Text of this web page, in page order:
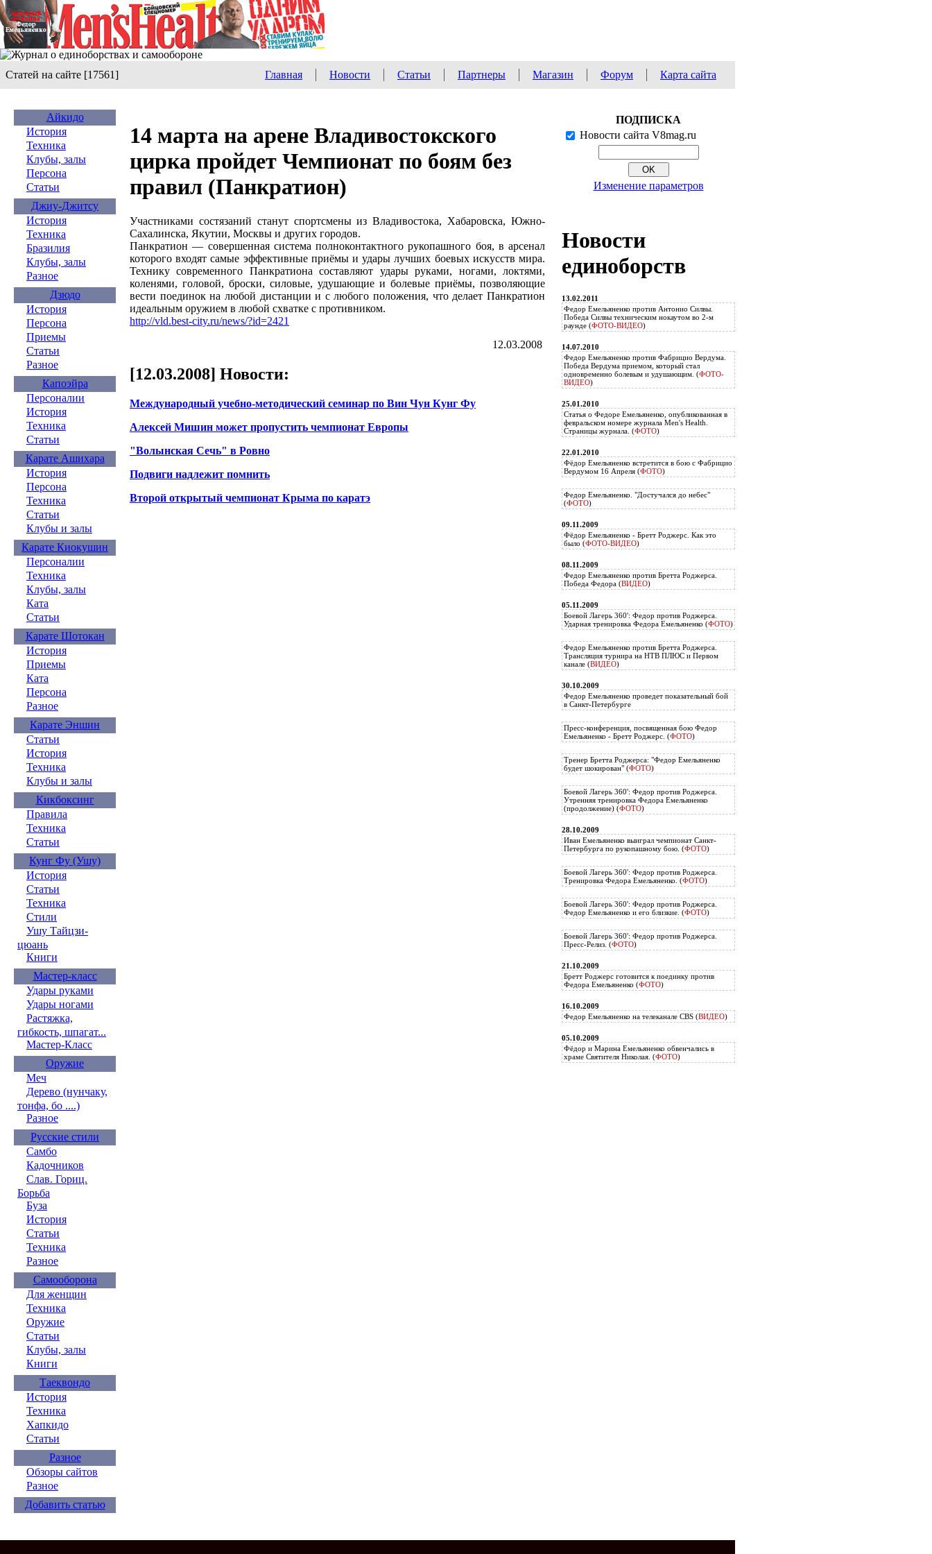
Статей на сайте [17561] Главная Новости Статьи Партнеры Магазин Форум Карта сайта
Айкидо
История
Техника
Клубы, залы
Персона
Статьи
Джиу-Джитсу
История
Техника
Бразилия
Клубы, залы
Разное
Дзюдо
История
Персона
Приемы
Статьи
Разное
Капоэйра
Персоналии
История
Техника
Статьи
Карате Ашихара
История
Персона
Техника
Статьи
Клубы и залы
Карате Киокушин
Персоналии
Техника
Клубы, залы
Ката
Статьи
Карате Шотокан
История
Приемы
Ката
Персона
Разное
Карате Эншин
Статьи
История
Техника
Клубы и залы
Кикбоксинг
Правила
Техника
Статьи
Кунг Фу (Ушу)
История
Статьи
Техника
Стили
Ушу Тайцзи-
цюань
Книги
Мастер-класс
Удары руками
Удары ногами
Растяжка,
гибкость, шпагат...
Мастер-Класс
Оружие
Меч
Дерево (нунчаку,
тонфа, бо ....)
Разное
Русские стили
Самбо
Кадочников
Слав. Гориц.
Борьба
Буза
История
Статьи
Техника
Разное
Самооборона
Для женщин
Техника
Оружие
Статьи
Клубы, залы
Книги
Таеквондо
История
Техника
Хапкидо
Статьи
Разное
Обзоры сайтов
Разное
Добавить статью
14 марта на арене Владивостокского
цирка пройдет Чемпионат по боям без
правил (Панкратион)
Участниками состязаний станут спортсмены из Владивостока, Хабаровска, Южно-
Сахалинска, Якутии, Москвы и других городов.
Панкратион — совершенная система полноконтактного рукопашного боя, в арсенал
которого входят самые эффективные приёмы и удары лучших боевых искусств мира.
Технику современного Панкратиона составляют удары руками, ногами, локтями,
коленями, головой, броски, силовые, удушающие и болевые приёмы, позволяющие
вести поединок на любой дистанции и с любого положения, что делает Панкратион
идеальным оружием в любой схватке с противником.
http://vld.best-city.ru/news/?id=2421
12.03.2008
[12.03.2008] Новости:
Международный учебно-методический семинар по Вин Чун Кунг Фу
Алексей Мишин может пропустить чемпионат Европы
"Волынская Сечь" в Ровно
Подвиги надлежит помнить
Второй открытый чемпионат Крыма по каратэ
ПОДПИСКА
Новости сайта V8mag.ru
Изменение параметров
Новости
единоборств
13.02.2011
Федор Емельяненко против Антонио Силвы.
Победа Силвы техническим нокаутом во 2-м
раунде (ФОТО-ВИДЕО)
14.07.2010
Федор Емельяненко против Фабрицио Вердума.
Победа Вердума приемом, который стал
одновременно болевым и удушающим. (ФОТО-
ВИДЕО)
25.01.2010
Статья о Федоре Емельяненко, опубликованная в
февральском номере журнала Men's Health.
Страницы журнала. (ФОТО)
22.01.2010
Фёдор Емельяненко встретится в бою с Фабрицио
Вердумом 16 Апреля (ФОТО)
Федор Емельяненко. "Достучался до небес"
(ФОТО)
09.11.2009
Фёдор Емельяненко - Бретт Роджерс. Как это
было (ФОТО-ВИДЕО)
08.11.2009
Федор Емельяненко против Бретта Роджерса.
Победа Федора (ВИДЕО)
05.11.2009
Боевой Лагерь 360': Федор против Роджерса.
Ударная тренировка Федора Емельяненко (ФОТО)
Федор Емельяненко против Бретта Роджерса.
Трансляция турнира на НТВ ПЛЮС и Первом
канале (ВИДЕО)
30.10.2009
Федор Емельяненко проведет показательный бой
в Санкт-Петербурге
Пресс-конференция, посвященная бою Федор
Емельяненко - Бретт Роджерс. (ФОТО)
Тренер Бретта Роджерса: "Федор Емельяненко
будет шокирован" (ФОТО)
Боевой Лагерь 360': Федор против Роджерса.
Утренняя тренировка Федора Емельяненко
(продолжение) (ФОТО)
28.10.2009
Иван Емельяненко выиграл чемпионат Санкт-
Петербурга по рукопашному бою. (ФОТО)
Боевой Лагерь 360': Федор против Роджерса.
Тренировка Федора Емельяненко. (ФОТО)
Боевой Лагерь 360': Федор против Роджерса.
Федор Емельяненко и его близкие. (ФОТО)
Боевой Лагерь 360': Федор против Роджерса.
Пресс-Релиз. (ФОТО)
21.10.2009
Бретт Роджерс готовится к поединку против
Федора Емельяненко (ФОТО)
16.10.2009
Федор Емельяненко на телеканале CBS (ВИДЕО)
05.10.2009
Фёдор и Марина Емельяненко обвенчались в
храме Святителя Николая. (ФОТО)